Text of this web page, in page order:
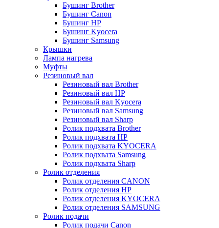
Бушинг Brother
Бушинг Canon
Бушинг HP
Бушинг Kyocera
Бушинг Samsung
Крышки
Лампа нагрева
Муфты
Резиновый вал
Резиновый вал Brother
Резиновый вал HP
Резиновый вал Kyocera
Резиновый вал Samsung
Резиновый вал Sharp
Ролик подхвата Brother
Ролик подхвата HP
Ролик подхвата KYOCERA
Ролик подхвата Samsung
Ролик подхвата Sharp
Ролик отделения
Ролик отделения CANON
Ролик отделения HP
Ролик отделения KYOCERA
Ролик отделения SAMSUNG
Ролик подачи
Ролик подачи Canon